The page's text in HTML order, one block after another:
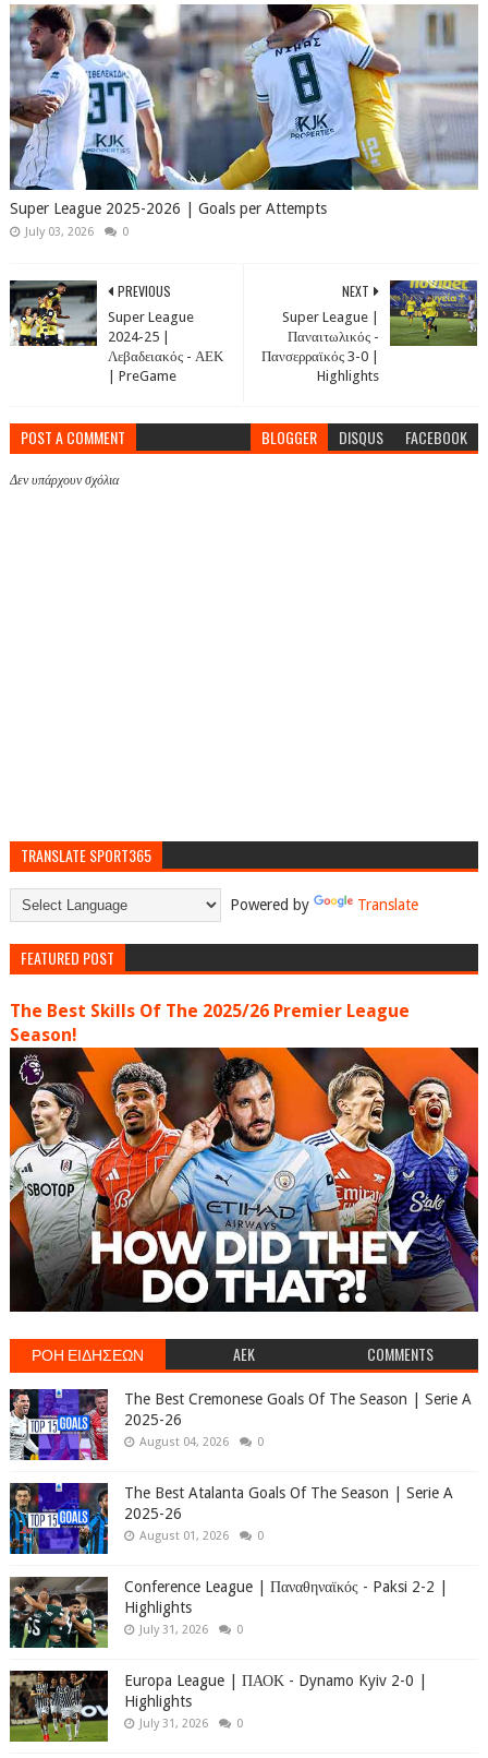
Super League 2025-2026 | Goals per Attempts
July 03, 2026 0
NEXT
Super League |
Παναιτωλικός -
Πανσερραϊκός 3-0 |
Highlights
PREVIOUS
Super League
2024-25 |
Λεβαδειακός - ΑΕΚ
| PreGame
POST A COMMENT BLOGGER DISQUS FACEBOOK
Δεν υπάρχουν σχόλια
TRANSLATE SPORT365
Powered by Translate
FEATURED POST
The Best Skills Of The 2025/26 Premier League
Season!
ΡΟΗ ΕΙΔΗΣΕΩΝ AEK COMMENTS
The Best Cremonese Goals Of The Season | Serie A
2025-26
August 04, 2026 0
The Best Atalanta Goals Of The Season | Serie A
2025-26
August 01, 2026 0
Conference League | Παναθηναϊκός - Paksi 2-2 |
Highlights
July 31, 2026 0
Europa League | ΠΑΟΚ - Dynamo Kyiv 2-0 |
Highlights
July 31, 2026 0